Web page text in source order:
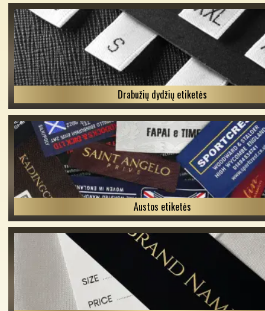
Drabužių dydžių etiketės
Austos etiketės